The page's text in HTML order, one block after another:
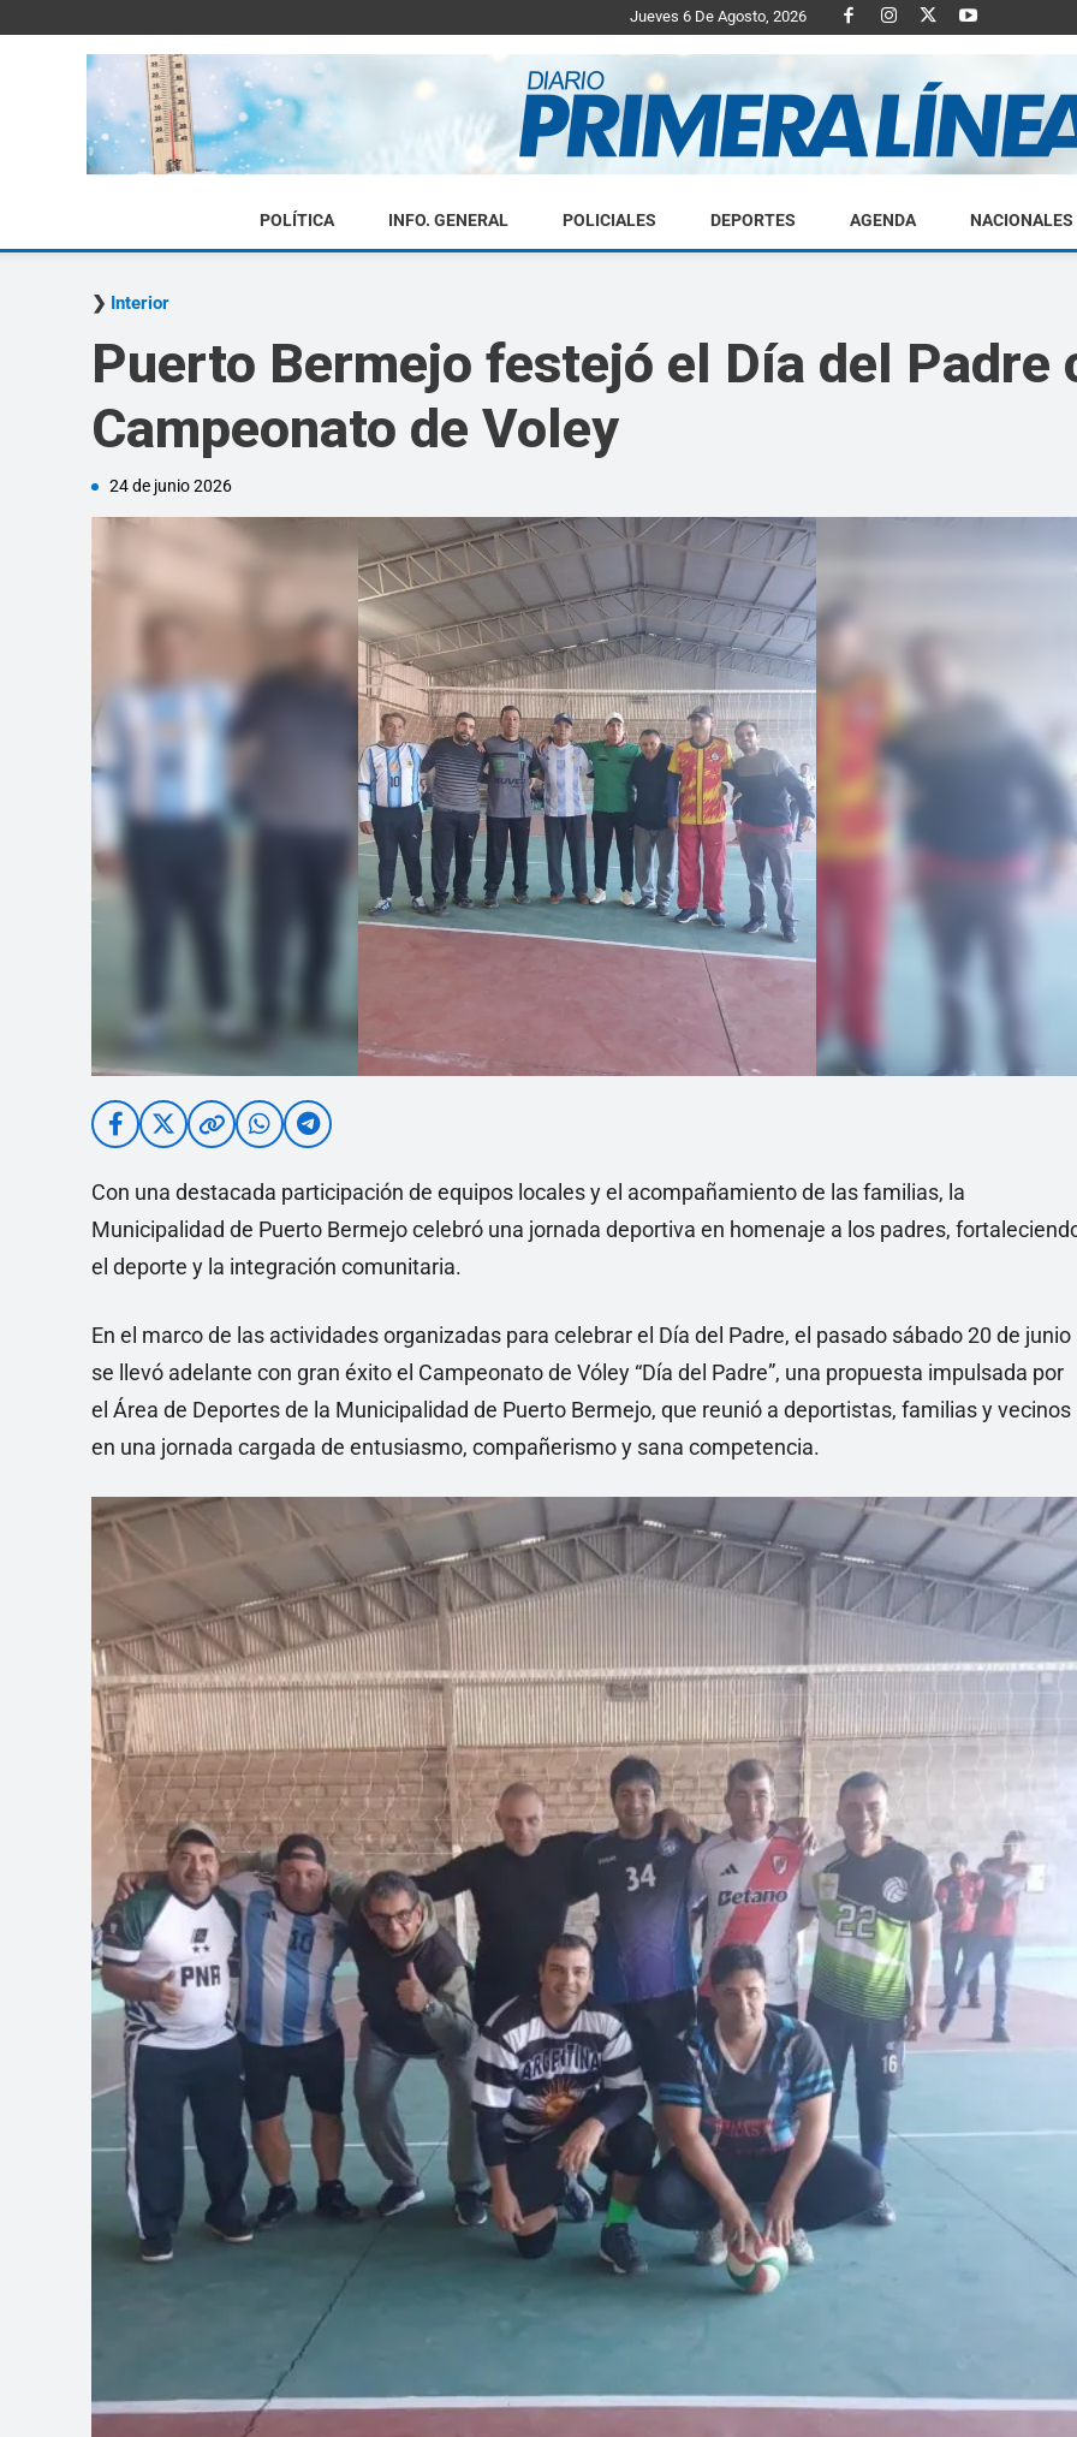
Jueves 6 De Agosto, 2026
Diario
Linea
POLÍTICA INFO. GENERAL POLICIALES DEPORTES AGENDA NACIONALES
Interior
Puerto Bermejo festejó el Día del Padre
Campeonato de Voley
24 de junio 2026
Con una destacada participación de equipos locales y el acompañamiento de las familias, la
Municipalidad de Puerto Bermejo celebró una jornada deportiva en homenaje a los padres,
el deporte y la integración comunitaria.
En el marco de las actividades organizadas para celebrar el Día del Padre, el pasado sábado 20 de junio
se llevó adelante con gran éxito el Campeonato de Vóley “Día del Padre”, una propuesta impulsada por
el Área de Deportes de la Municipalidad de Puerto Bermejo, que reunió a deportistas, familias y vecinos
en una jornada cargada de entusiasmo, compañerismo y sana competencia.